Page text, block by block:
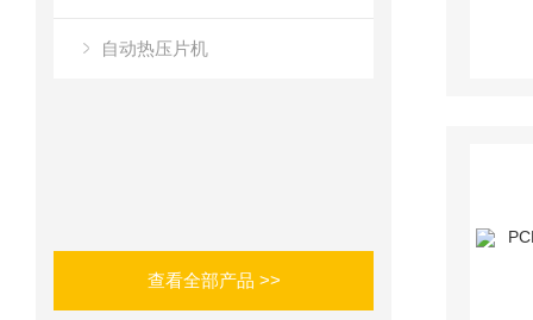
自动热压片机
查看全部产品 >>